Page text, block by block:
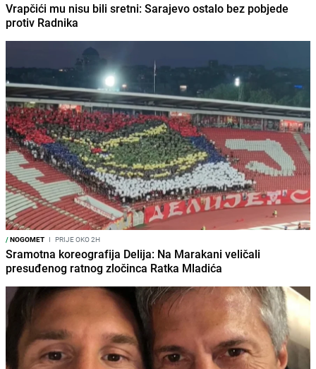
Vrapčići mu nisu bili sretni: Sarajevo ostalo bez pobjede
protiv Radnika
/NOGOMET I PRIJE OKO 2H
Sramotna koreografija Delija: Na Marakani veličali
presuđenog ratnog zločinca Ratka Mladića